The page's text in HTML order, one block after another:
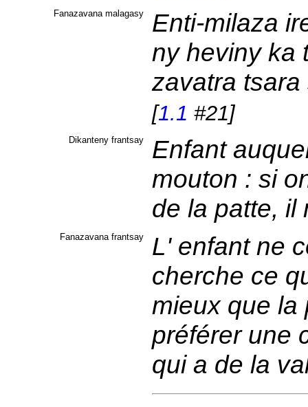
Fanazavana malagasy
Enti-milaza
ny heviny ka
zavatra
[1.1 #21]
Dikanteny frantsay
Enfant
mouton : si
de la patte,
Fanazavana frantsay
L' enfant ne
cherche ce
mieux que la
préférer une
qui a de la